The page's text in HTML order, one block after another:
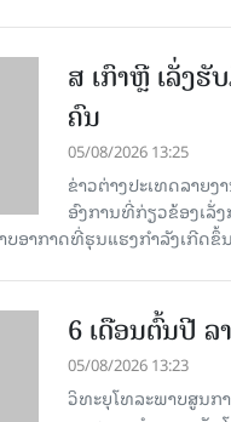
ສ ເກົາຫຼີ ເລັ່ງ
ຄົນ
05/08/2026 13:25
ຂ່າວຕ່າງປະເທດລາຍ
ອົງການທີ່ກ່ຽວຂ້ອງເລັ່
ອາກາດທີ່ຮຸນແຮງກຳລັງເກີດຂຶ້
6 ເດືອນຕົ້ນປີ
05/08/2026 13:23
ວິທະຍຸໂທລະພາບສູນກ